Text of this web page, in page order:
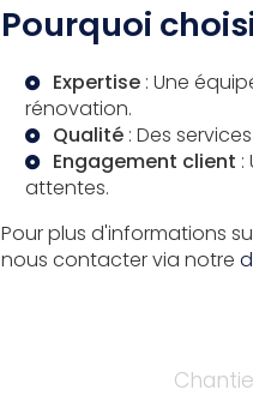
Pourquoi
Expertise : Une
rénovation.
Qualité : Des
Engagement client :
attentes.
Pour plus d'informations
nous contacter via notre